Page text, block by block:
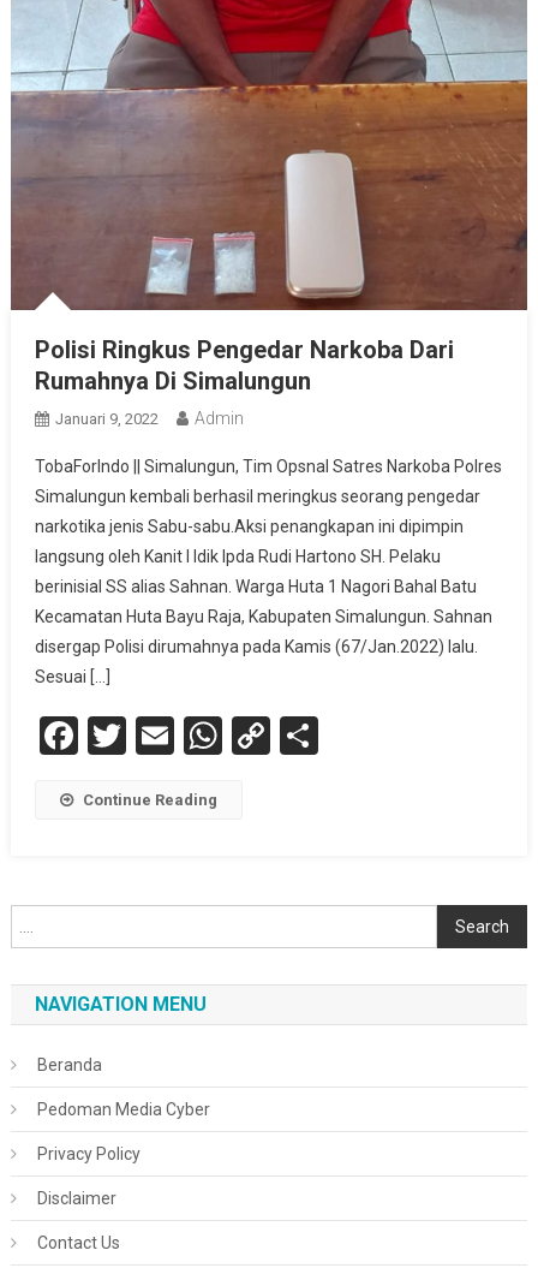
Polisi Ringkus Pengedar Narkoba Dari
Rumahnya Di Simalungun
Januari 9, 2022 Admin
TobaForIndo || Simalungun, Tim Opsnal Satres Narkoba Polres
Simalungun kembali berhasil meringkus seorang pengedar
narkotika jenis Sabu-sabu.Aksi penangkapan ini dipimpin
langsung oleh Kanit I Idik Ipda Rudi Hartono SH. Pelaku
berinisial SS alias Sahnan. Warga Huta 1 Nagori Bahal Batu
Kecamatan Huta Bayu Raja, Kabupaten Simalungun. Sahnan
disergap Polisi dirumahnya pada Kamis (67/Jan.2022) lalu.
Sesuai […]
Facebook
Twitter
EmailWhatsApp
Copy
Continue Reading
Search
NAVIGATION MENU
Beranda
Pedoman Media Cyber
Privacy Policy
Disclaimer
Contact Us